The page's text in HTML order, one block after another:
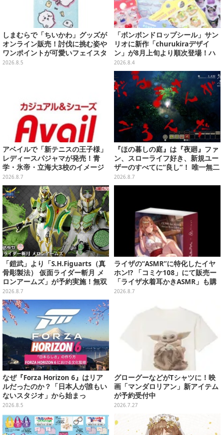
しまむらで「ちいかわ」グッズが
オンライン販売！討伐に挑む姿や
ワンポイントが可愛いフェイスタ
オル、バスマットなど全14種
2026.8.5
「ボンボンドロップシール」サン
リオに新作「churukiraデザイ
ン」が8月上旬より順次登場！ハ
ローキティ、はぴだんぶいなど全
8種類
2026.8.4
アベイルで「新テニスの王子様」
レディースパジャマが発売！青
学・氷帝・立海大3校のイメージ
カラーやエンブレムをデザイン
2026.8.7
『ほの暮しの庭』は『夜廻』ファ
ン、スローライフ好き、新規ユー
ザーのすべてに“良し”！ 唯一無二
の「不穏生活シム」恐怖も暮らし
もお好み次第【プレイレポ】
2026.8.7
「鎧武」より「S.H.Figuarts（真
骨彫製法） 仮面ライダー斬月 メ
ロンアームズ」が予約実施！無双
セイバー、メロンディフェンダー
が付属
2026.8.7
ライザの“ASMR”に特化したイヤ
ホン!? 「コミケ108」にて販売ー
「ライザ水着耳かきASMR」も購
入者特典で配布
2026.8.7
なぜ『Forza Horizon 6』はリア
ルだったのか？「日本人が誰もい
ないスタジオ」から始まっ
た、“生活感のある日本"の作り方
【CEDEC2026】
2026.8.5
グローグーなどがTシャツに！映
画「マンダロリアン」新アイテム
が予約受付中
2026.7.27